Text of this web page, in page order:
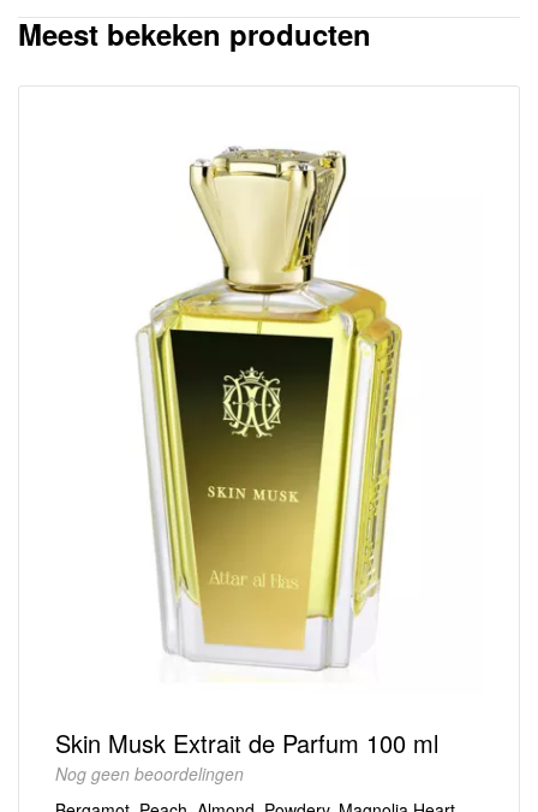
Meest bekeken producten
Skin Musk Extrait de Parfum 100 ml
Nog geen beoordelingen